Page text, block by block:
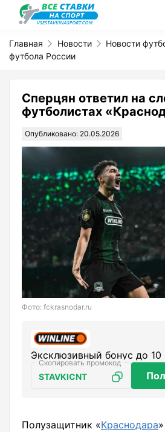
Главная Новости Новости
футбола России
Сперцян ответил на
футболистах
Опубликовано: 20.05.2026
Фото: fckrasnodar.ru
Эксклюзивный бонус до 10
STAVKICNT
Полузащитник «Краснодара